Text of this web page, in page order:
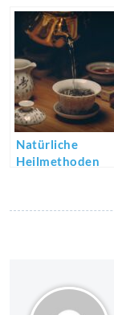
Deutscher Tenor
Natürliche
Heilmethoden